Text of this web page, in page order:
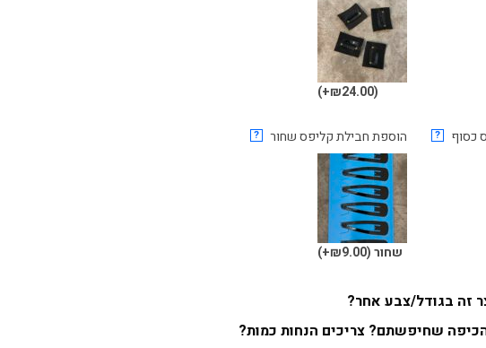
(₪24.00+)
כסוף ? הוספת חבילת קליפס שחור ?
שחור(₪9.00+)
זה בגודל/צבע אחר?
שחיפשתם? צריכים הנחות כמות?